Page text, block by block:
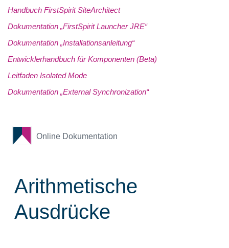
Handbuch FirstSpirit SiteArchitect
Dokumentation „FirstSpirit Launcher JRE“
Dokumentation „Installationsanleitung“
Entwicklerhandbuch für Komponenten (Beta)
Leitfaden Isolated Mode
Dokumentation „External Synchronization“
Online Dokumentation
Arithmetische
Ausdrücke